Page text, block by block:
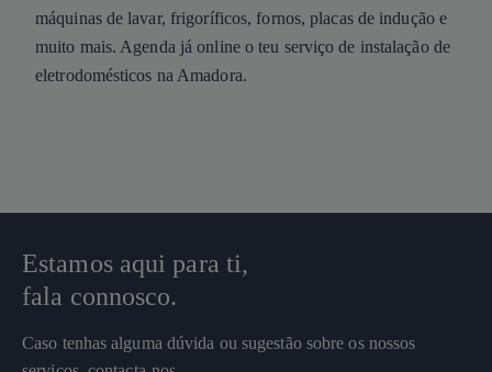
máquinas de lavar, frigoríficos, fornos, placas de indução e
muito mais. Agenda já online o teu serviço de instalação de
eletrodomésticos na Amadora.
Estamos aqui para ti,
fala connosco.
Caso tenhas alguma dúvida ou sugestão sobre os nossos